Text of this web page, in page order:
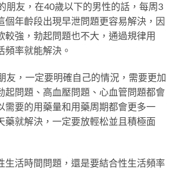
朋友，在40歲以下的男性的話，每周3
個年齡段出現早泄問題更容易解決，因
較強，勃起問題也不大，通過規律用
頻率就能解決。
友，一定要明確自己的情況，需要更加
起問題、高血壓問題、心血管問題都會
需要的用藥量和用藥周期都會更多一
藥就解決，一定要放輕松並且積極面
生活時間問題，還是要結合性生活頻率